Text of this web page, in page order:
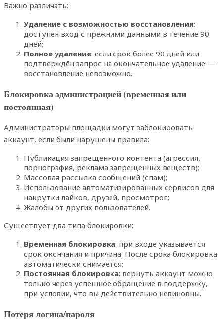
Важно различать:
Удаление с возможностью восстановления:
доступен вход с прежними данными в течение 90
дней;
Полное удаление: если срок более 90 дней или
подтверждён запрос на окончательное удаление —
восстановление невозможно.
Блокировка администрацией (временная или
постоянная)
Администраторы площадки могут заблокировать
аккаунт, если были нарушены правила:
Публикация запрещённого контента (агрессия,
порнография, реклама запрещённых веществ);
Массовая рассылка сообщений (спам);
Использование автоматизированных сервисов для
накрутки лайков, друзей, просмотров;
Жалобы от других пользователей.
Существует два типа блокировки:
Временная блокировка: при входе указывается
срок окончания и причина. После срока блокировка
автоматически снимается;
Постоянная блокировка: вернуть аккаунт можно
только через успешное обращение в поддержку,
при условии, что вы действительно невиновны.
Потеря логина/пароля